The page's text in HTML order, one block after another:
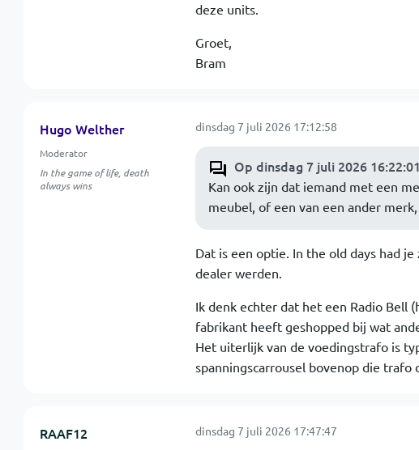
deze units.
Groet,
Bram
Hugo Welther
Moderator
In the game of life, death
always wins
dinsdag 7 juli 2026 17:12:58
Op dinsdag 7 juli 2026
Kan ook zijn dat iemand met een
meubel, of een van een ander
Dat is een optie. In the old days had
dealer werden.
Ik denk echter dat het een Radio Bell
fabrikant heeft geshopped bij wat
Het uiterlijk van de voedingstrafo is
spanningscarrousel bovenop die trafo
RAAF12 dinsdag 7 juli 2026 17:47:47